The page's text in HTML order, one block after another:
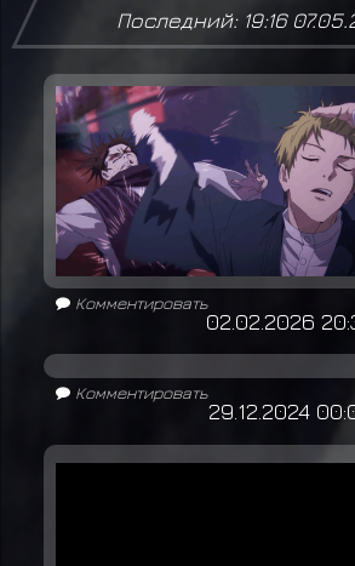
Последний: 19:16
Комментировать
02.02.2026
Комментировать
29.12.2024